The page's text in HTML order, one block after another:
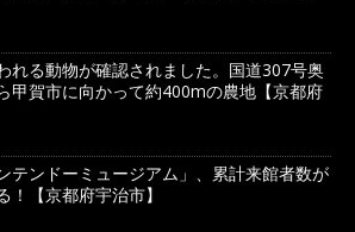
れる動物が確認されました。国道307号奥
甲賀市に向かって約400mの農地【京都府
テンドーミュージアム」、累計来館者数が
！【京都府宇治市】